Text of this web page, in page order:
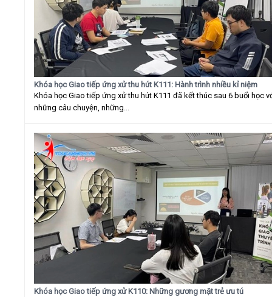
Khóa học Giao tiếp ứng xử thu hút K111: Hành trình nhiều kỉ niệm
Khóa học Giao tiếp ứng xử thu hút K111 đã kết thúc sau 6 buổi học
những câu chuyện, những...
Khóa học Giao tiếp ứng xử K110: Những gương mặt trẻ ưu tú